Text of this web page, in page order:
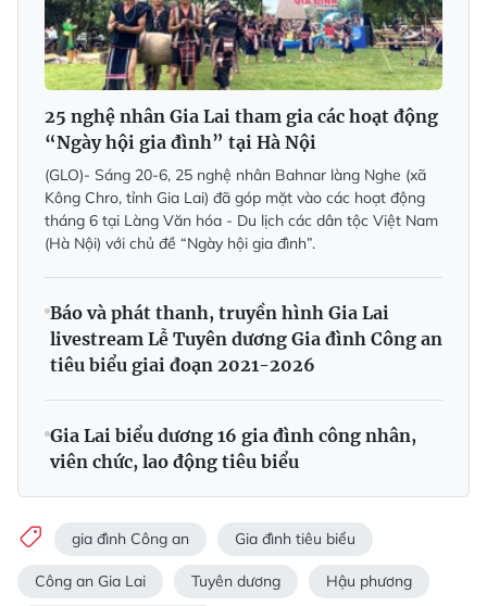
25 nghệ nhân Gia Lai tham gia các hoạt động
“Ngày hội gia đình” tại Hà Nội
(GLO)- Sáng 20-6, 25 nghệ nhân Bahnar làng Nghe (xã
Kông Chro, tỉnh Gia Lai) đã góp mặt vào các hoạt động
tháng 6 tại Làng Văn hóa - Du lịch các dân tộc Việt Nam
(Hà Nội) với chủ đề “Ngày hội gia đình”.
Báo và phát thanh, truyền hình Gia Lai
livestream Lễ Tuyên dương Gia đình Công an
tiêu biểu giai đoạn 2021-2026
Gia Lai biểu dương 16 gia đình công nhân,
viên chức, lao động tiêu biểu
gia đình Công an Gia đình tiêu biểu
Công an Gia Lai Tuyên dương Hậu phương